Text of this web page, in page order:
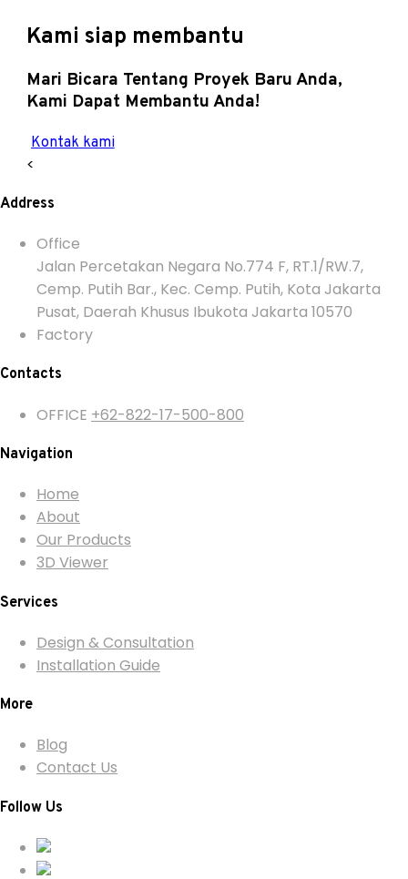
Kami siap membantu
Mari Bicara Tentang Proyek Baru Anda,
Kami Dapat Membantu Anda!
Kontak kami
<
Address
Office
Jalan Percetakan Negara No.774 F, RT.1/RW.7,
Cemp. Putih Bar., Kec. Cemp. Putih, Kota Jakarta
Pusat, Daerah Khusus Ibukota Jakarta 10570
Factory
Contacts
OFFICE +62-822-17-500-800
Navigation
Home
About
Our Products
3D Viewer
Services
Design & Consultation
Installation Guide
More
Blog
Contact Us
Follow Us